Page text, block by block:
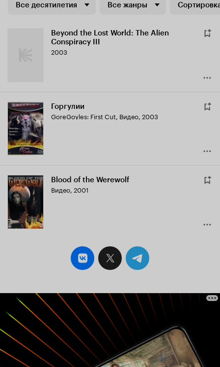
Все десятилетия Все жанры
Beyond the Lost World: The Alien
Conspiracy III
2003
Горгулии
GoreGoyles: First Cut, Видео, 2003
Blood of the Werewolf
Видео, 2001